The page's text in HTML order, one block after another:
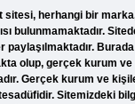
sitesi, herhangi bir
bulunmamaktadır.
paylaşılmaktadır.
olup, gerçek kurum
Gerçek kurum ve
Sitemizdeki